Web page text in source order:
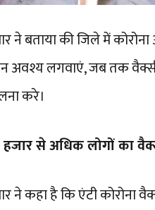
ने बताया की जिले में
लगवाएं, जब तक
करे।
से अधिक लोगों का
कहा है कि एंटी कोरोना